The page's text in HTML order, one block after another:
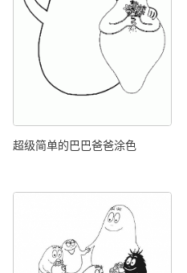
超级简单的巴巴爸爸涂色